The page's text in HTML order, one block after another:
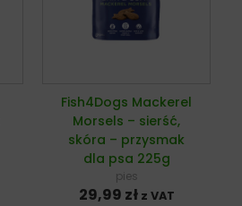
Fish4Dogs Mackerel
Morsels – sierść,
skóra – przysmak
dla psa 225g
pies
29,99 zł z VAT